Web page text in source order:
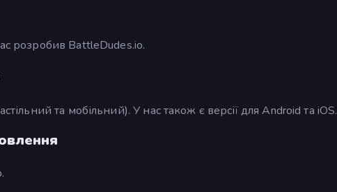
розробив BattleDudes.io.
та мобільний). У нас також є версії для Android та iOS.